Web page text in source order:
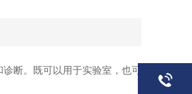
断。既可以用于实验室，也可